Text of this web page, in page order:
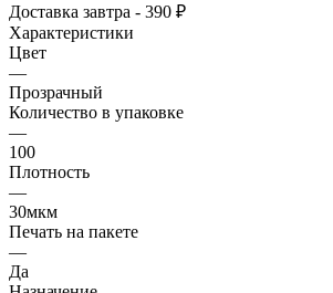
Доставка завтра - 390 ₽
Характеристики
Цвет
—
Прозрачный
Количество в упаковке
—
100
Плотность
—
30мкм
Печать на пакете
—
Да